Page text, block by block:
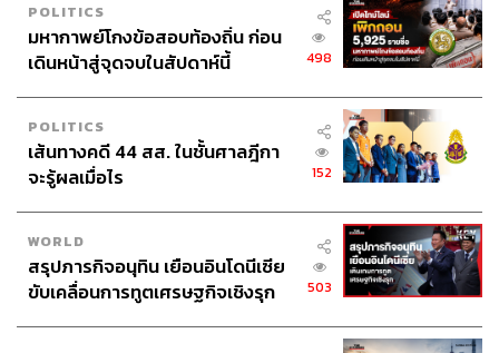
POLITICS
มหากาพย์โกงข้อสอบท้องถิ่น ก่อน
เดินหน้าสู่จุดจบในสัปดาห์นี้
498
POLITICS
เส้นทางคดี 44 สส. ในชั้นศาลฎีกา
จะรู้ผลเมื่อไร
152
WORLD
สรุปภารกิจอนุทิน เยือนอินโดนีเซีย
ขับเคลื่อนการทูตเศรษฐกิจเชิงรุก
503